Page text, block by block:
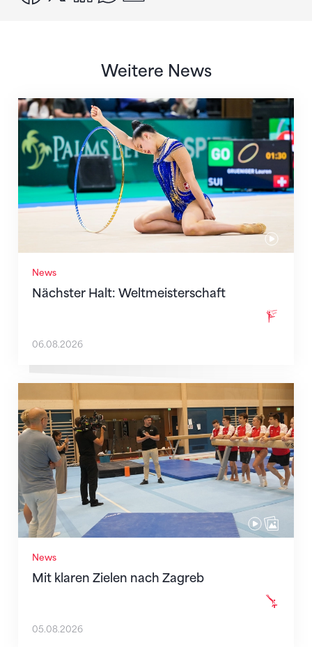
Weitere News
News
Nächster Halt: Weltmeisterschaft
Nächster Halt: Weltmeisterschaft
06.08.2026
News
Mit klaren Zielen nach Zagreb
Mit klaren Zielen nach Zagreb
05.08.2026